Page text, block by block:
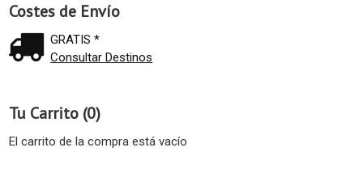
Costes de Envío
GRATIS *
Consultar Destinos
Tu Carrito (0)
El carrito de la compra está vacío